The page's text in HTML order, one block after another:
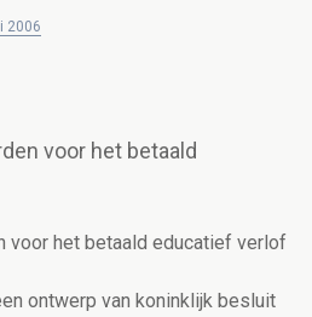
2006
voor het betaald
voor het betaald educatief verlof
ontwerp van koninklijk besluit